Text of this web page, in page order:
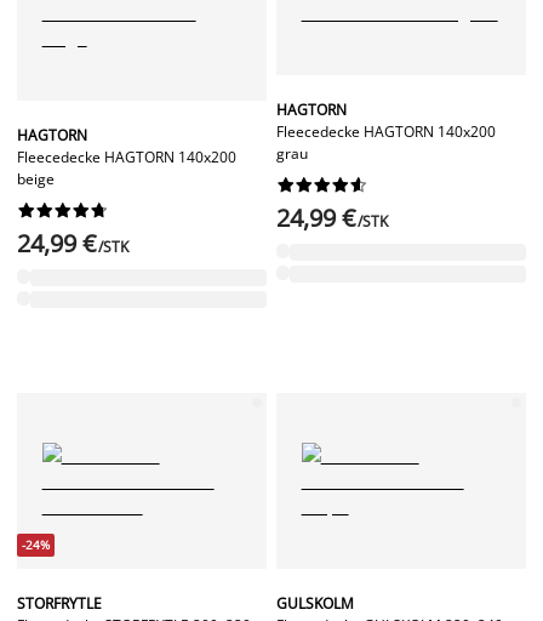
HAGTORN
Fleecedecke HAGTORN 140x200
beige






24,99 €/STK
HAGTORN
Fleecedecke HAGTORN 140x200
grau






24,99 €/STK
-24%
STORFRYTLE
GULSKOLM